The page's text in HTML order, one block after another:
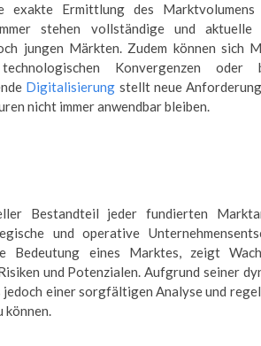
exakte Ermittlung des
stehen vollständige und
jungen Märkten. Zudem können sich
Konvergenzen oder
Digitalisierung stellt neue
nicht immer anwendbar bleiben.
Bestandteil jeder fundierten
und operative
Bedeutung eines Marktes, zeigt
und Potenzialen. Aufgrund seiner
einer sorgfältigen Analyse und
können.